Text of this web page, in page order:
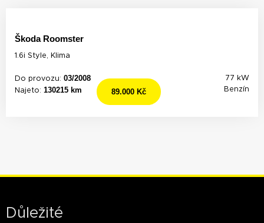
Škoda Roomster
1.6i Style, Klima
Do provozu: 03/2008
Najeto: 130215 km
77 kW
Benzín
89.000 Kč
Důležité